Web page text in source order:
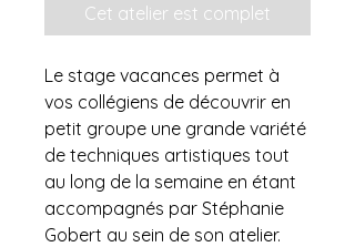
Cet atelier est complet
Le stage vacances permet à
vos collégiens de découvrir en
petit groupe une grande variété
de techniques artistiques tout
au long de la semaine en étant
accompagnés par Stéphanie
Gobert au sein de son atelier.